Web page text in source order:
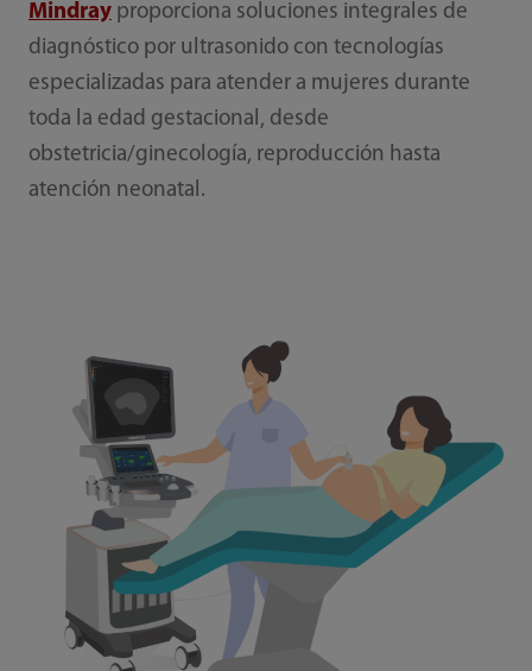
Mindrayproporciona soluciones integrales de
diagnóstico por ultrasonido con tecnologías
especializadas para atender a mujeres durante
toda la edad gestacional, desde
obstetricia/ginecología, reproducción hasta
atención neonatal.